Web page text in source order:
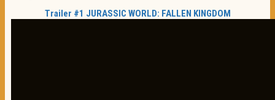
Trailer #1 JURASSIC WORLD: FALLEN KINGDOM